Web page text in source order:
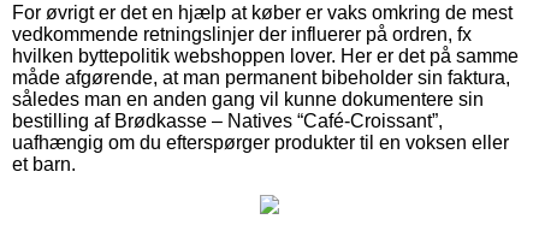
For øvrigt er det en hjælp at køber er vaks omkring de mest
vedkommende retningslinjer der influerer på ordren, fx
hvilken byttepolitik webshoppen lover. Her er det på samme
måde afgørende, at man permanent bibeholder sin faktura,
således man en anden gang vil kunne dokumentere sin
bestilling af Brødkasse – Natives “Café-Croissant”,
uafhængig om du efterspørger produkter til en voksen eller
et barn.